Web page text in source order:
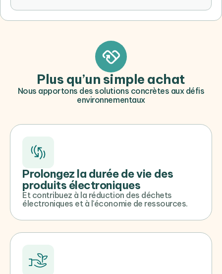
Plus qu’un simple achat
Nous apportons des solutions concrètes aux défis
environnementaux
Prolongez la durée de vie des
produits électroniques
Et contribuez à la réduction des déchets
électroniques et à l'économie de ressources.